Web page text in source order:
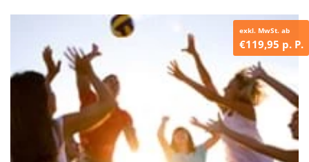
exkl. MwSt. ab
€119,95 p. P.